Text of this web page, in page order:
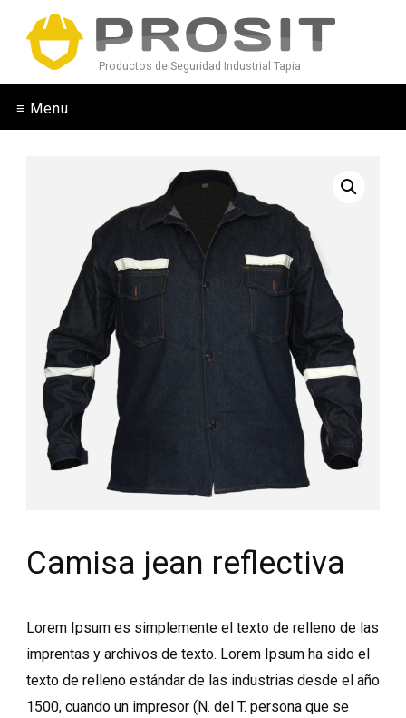
Productos de Seguridad Industrial Tapia
≡ Menu
Camisa jean reflectiva
Lorem Ipsum es simplemente el texto de relleno de las
imprentas y archivos de texto. Lorem Ipsum ha sido el
texto de relleno estándar de las industrias desde el año
1500, cuando un impresor (N. del T. persona que se